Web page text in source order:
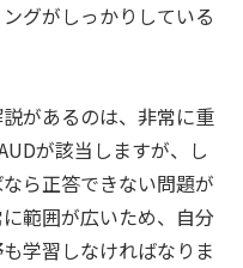
グがしっかりしている
があるのは、非常に重
が該当しますが、し
ら正答できない問題が
範囲が広いため、自分
学習しなければなりま